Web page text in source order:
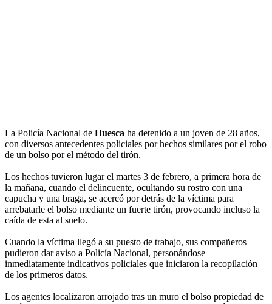
La Policía Nacional de Huesca ha detenido a un joven de 28 años,
con diversos antecedentes policiales por hechos similares por el robo
de un bolso por el método del tirón.
Los hechos tuvieron lugar el martes 3 de febrero, a primera hora de
la mañana, cuando el delincuente, ocultando su rostro con una
capucha y una braga, se acercó por detrás de la víctima para
arrebatarle el bolso mediante un fuerte tirón, provocando incluso la
caída de esta al suelo.
Cuando la víctima llegó a su puesto de trabajo, sus compañeros
pudieron dar aviso a Policía Nacional, personándose
inmediatamente indicativos policiales que iniciaron la recopilación
de los primeros datos.
Los agentes localizaron arrojado tras un muro el bolso propiedad de